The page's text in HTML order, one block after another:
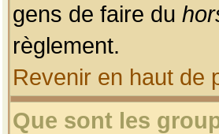
gens de faire du
règlement.
Revenir en haut de
Que sont les